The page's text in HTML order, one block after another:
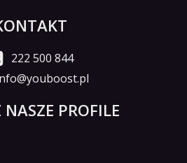
222 500 844
PROFILE